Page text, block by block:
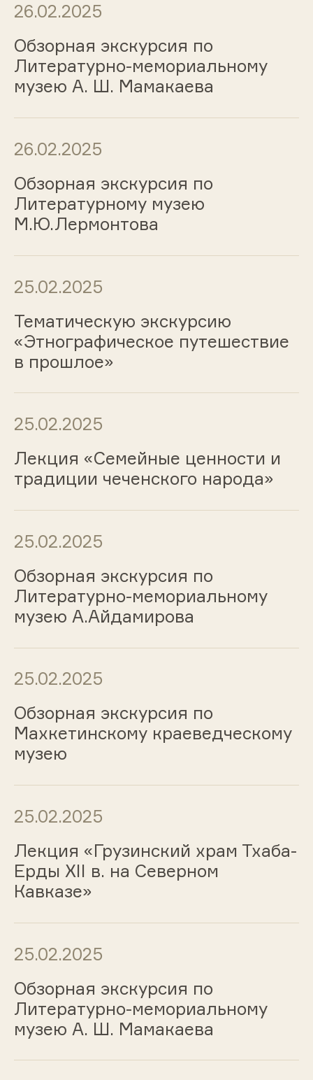
26.02.2025
Обзорная экскурсия по
Литературно-мемориальному
музею А. Ш. Мамакаева
26.02.2025
Обзорная экскурсия по
Литературному музею
М.Ю.Лермонтова
25.02.2025
Тематическую экскурсию
«Этнографическое путешествие
в прошлое»
25.02.2025
Лекция «Семейные ценности и
традиции чеченского народа»
25.02.2025
Обзорная экскурсия по
Литературно-мемориальному
музею А.Айдамирова
25.02.2025
Обзорная экскурсия по
Махкетинскому краеведческому
музею
25.02.2025
Лекция «Грузинский храм Тхаба-
Ерды XII в. на Северном
Кавказе»
25.02.2025
Обзорная экскурсия по
Литературно-мемориальному
музею А. Ш. Мамакаева